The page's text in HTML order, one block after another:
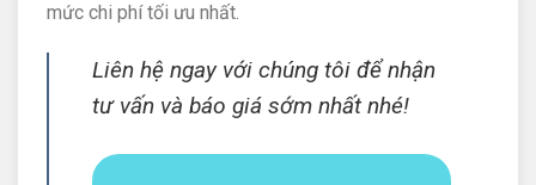
mức chi phí tối ưu nhất.
Liên hệ ngay với chúng tôi để nhận
tư vấn và báo giá sớm nhất nhé!